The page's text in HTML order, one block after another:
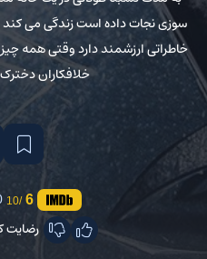
سوزی نجات داده است زندگی می کند
خاطراتی ارزشمند دارد وقتی همه
خلافکاران
6
/10
رضایت